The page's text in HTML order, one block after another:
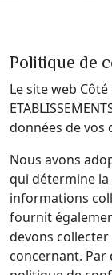
Politique de
Le site web
données de vos
Nous avons
qui détermine
informations
fournit
devons
concernant. Par